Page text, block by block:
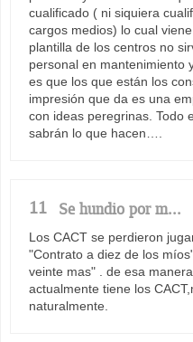
cualificado ( ni siquiera
cargos medios) lo cual
plantilla de los centros no
personal en mantenimiento
es que los que están los
impresión que da es una
con ideas peregrinas. Todo
sabrán lo que hacen….
11 Se hundio por m...
Los CACT se perdieron
"Contrato a diez de los
veinte mas" . de esa
actualmente tiene los
naturalmente.